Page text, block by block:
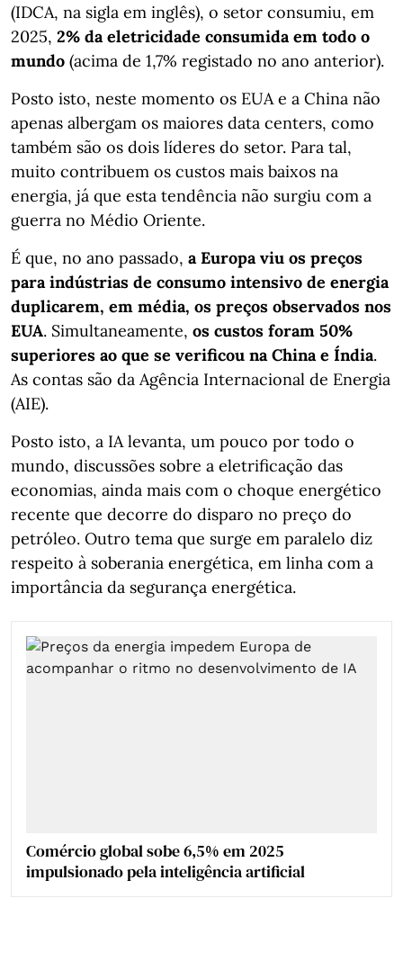
(IDCA, na sigla em inglês), o setor consumiu, em
2025, 2% da eletricidade consumida em todo o
mundo (acima de 1,7% registado no ano anterior).
Posto isto, neste momento os EUA e a China não
apenas albergam os maiores data centers, como
também são os dois líderes do setor. Para tal,
muito contribuem os custos mais baixos na
energia, já que esta tendência não surgiu com a
guerra no Médio Oriente.
É que, no ano passado, a Europa viu os preços
para indústrias de consumo intensivo de energia
duplicarem, em média, os preços observados nos
EUA. Simultaneamente, os custos foram 50%
superiores ao que se verificou na China e Índia.
As contas são da Agência Internacional de Energia
(AIE).
Posto isto, a IA levanta, um pouco por todo o
mundo, discussões sobre a eletrificação das
economias, ainda mais com o choque energético
recente que decorre do disparo no preço do
petróleo. Outro tema que surge em paralelo diz
respeito à soberania energética, em linha com a
importância da segurança energética.
Comércio global sobe 6,5% em 2025
impulsionado pela inteligência artificial